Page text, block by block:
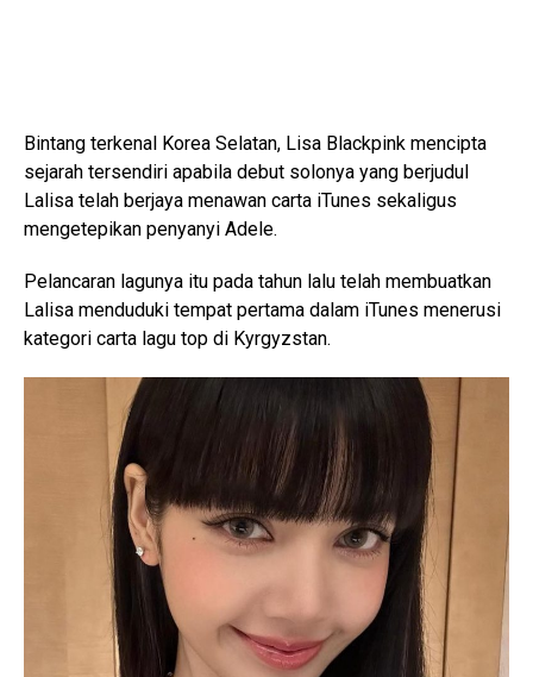
Bintang terkenal Korea Selatan, Lisa Blackpink mencipta
sejarah tersendiri apabila debut solonya yang berjudul
Lalisa telah berjaya menawan carta iTunes sekaligus
mengetepikan penyanyi Adele.
Pelancaran lagunya itu pada tahun lalu telah membuatkan
Lalisa menduduki tempat pertama dalam iTunes menerusi
kategori carta lagu top di Kyrgyzstan.